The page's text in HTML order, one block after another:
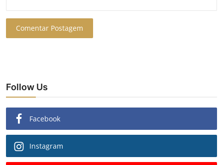
Comentar Postagem
Follow Us
Facebook
Instagram